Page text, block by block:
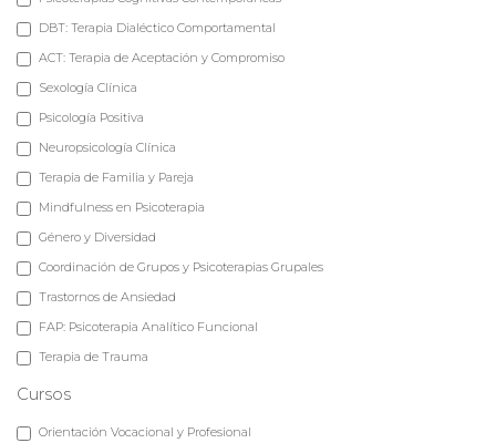
DBT: Terapia Dialéctico Comportamental
ACT: Terapia de Aceptación y Compromiso
Sexología Clínica
Psicología Positiva
Neuropsicología Clínica
Terapia de Familia y Pareja
Mindfulness en Psicoterapia
Género y Diversidad
Coordinación de Grupos y Psicoterapias Grupales
Trastornos de Ansiedad
FAP: Psicoterapia Analítico Funcional
Terapia de Trauma
Cursos
Orientación Vocacional y Profesional